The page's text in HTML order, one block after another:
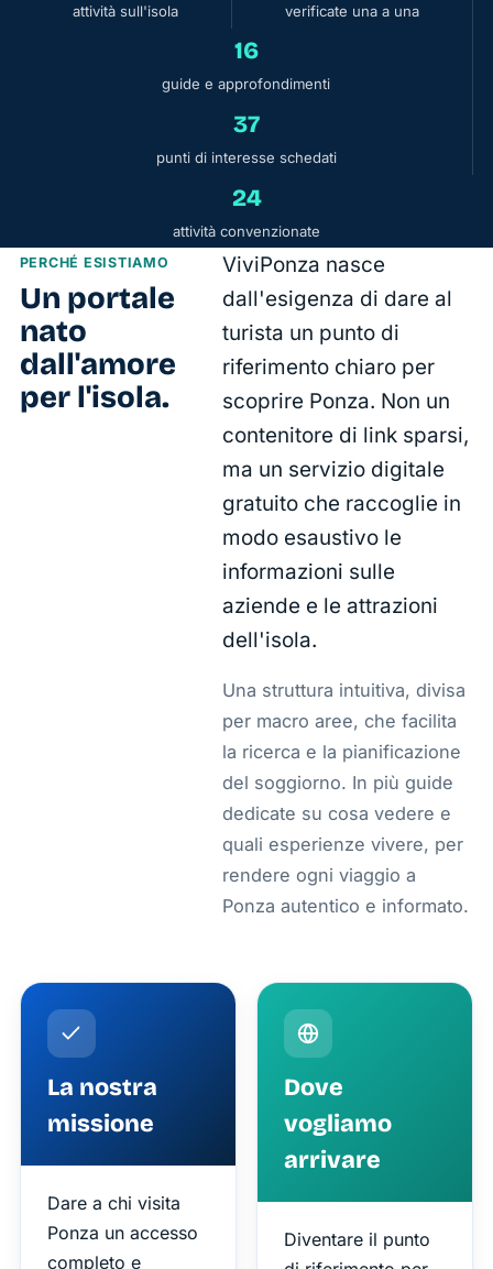
attività sull'isola verificate una a una
16
guide e approfondimenti
37
punti di interesse schedati
24
attività convenzionate
PERCHÉ ESISTIAMO
Un portale
nato
dall'amore
per l'isola.
ViviPonza nasce
dall'esigenza di dare al
turista un punto di
riferimento chiaro per
scoprire Ponza. Non un
contenitore di link sparsi,
ma un servizio digitale
gratuito che raccoglie in
modo esaustivo le
informazioni sulle
aziende e le attrazioni
dell'isola.
Una struttura intuitiva, divisa
per macro aree, che facilita
la ricerca e la pianificazione
del soggiorno. In più guide
dedicate su cosa vedere e
quali esperienze vivere, per
rendere ogni viaggio a
Ponza autentico e informato.
La nostra
missione
Dare a chi visita
Ponza un accesso
completo e
Dove
vogliamo
arrivare
Diventare il punto